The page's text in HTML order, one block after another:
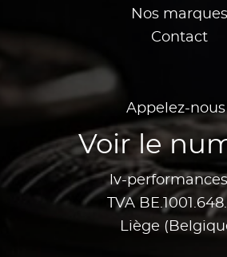
Nos marques
Contact
Appelez-nous
Voir le
lv-
TVA
Liège